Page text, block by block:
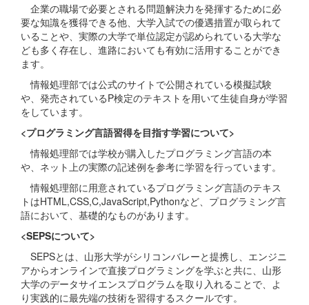
企業の職場で必要とされる問題解決力を発揮するために必
要な知識を獲得できる他、大学入試での優遇措置が取られて
いることや、実際の大学で単位認定が認められている大学な
ども多く存在し、進路においても有効に活用することができ
ます。
情報処理部では公式のサイトで公開されている模擬試験
や、発売されているP検定のテキストを用いて生徒自身が学習
をしています。
<プログラミング言語習得を目指す学習について>
情報処理部では学校が購入したプログラミング言語の本
や、ネット上の実際の記述例を参考に学習を行っています。
情報処理部に用意されているプログラミング言語のテキス
トはHTML,CSS,C,JavaScript,Pythonなど、プログラミング言
語において、基礎的なものがあります。
<SEPSについて>
SEPSとは、山形大学がシリコンバレーと提携し、エンジニ
アからオンラインで直接プログラミングを学ぶと共に、山形
大学のデータサイエンスプログラムを取り入れることで、よ
り実践的に最先端の技術を習得するスクールです。